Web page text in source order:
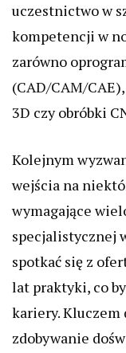
uczestnictwo w
kompetencji w
zarówno
(CAD/CAM/
3D czy obróbki
Kolejnym
wejścia na
wymagające
specjalistycznej
spotkać się z
lat praktyki, co
kariery.
zdobywanie